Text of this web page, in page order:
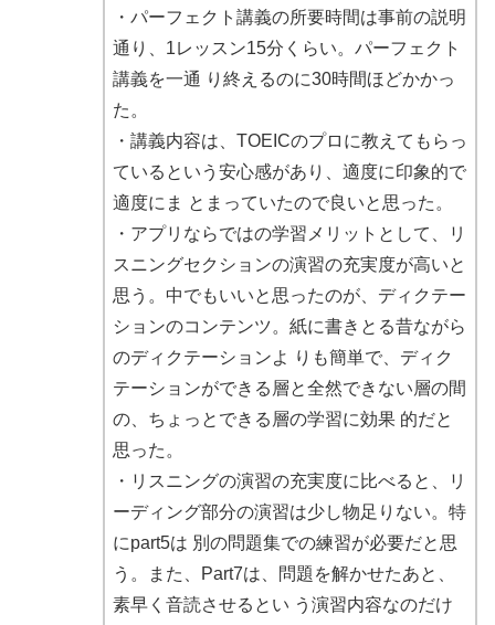
・パーフェクト講義の所要時間は事前の説明
通り、1レッスン15分くらい。パーフェクト
講義を一通 り終えるのに30時間ほどかかっ
た。
・講義内容は、TOEICのプロに教えてもらっ
ているという安心感があり、適度に印象的で
適度にま とまっていたので良いと思った。
・アプリならではの学習メリットとして、リ
スニングセクションの演習の充実度が高いと
思う。中でもいいと思ったのが、ディクテー
ションのコンテンツ。紙に書きとる昔ながら
のディクテーションよ りも簡単で、ディク
テーションができる層と全然できない層の間
の、ちょっとできる層の学習に効果 的だと
思った。
・リスニングの演習の充実度に比べると、リ
ーディング部分の演習は少し物足りない。特
にpart5は 別の問題集での練習が必要だと思
う。また、Part7は、問題を解かせたあと、
素早く音読させるとい う演習内容なのだけ